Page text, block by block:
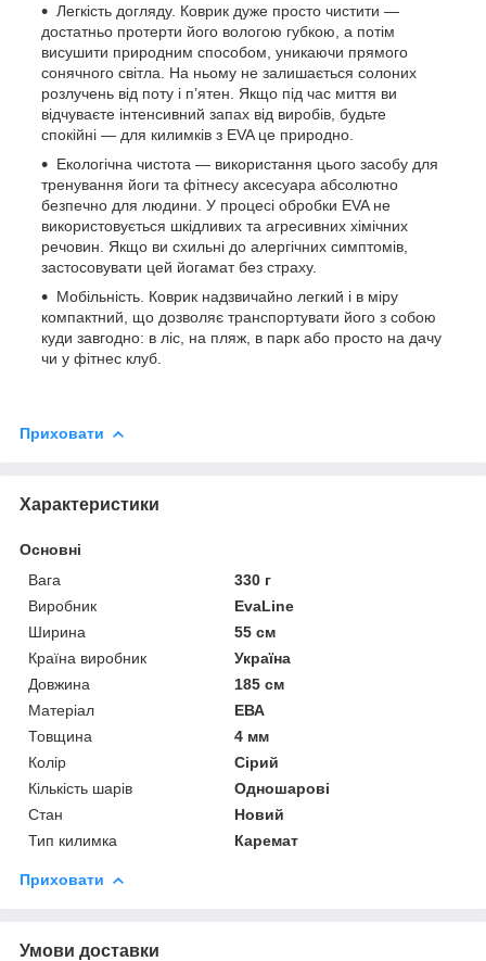
Легкість догляду. Коврик дуже просто чистити —
достатньо протерти його вологою губкою, а потім
висушити природним способом, уникаючи прямого
сонячного світла. На ньому не залишається солоних
розлучень від поту і п’ятен. Якщо під час миття ви
відчуваєте інтенсивний запах від виробів, будьте
спокійні — для килимків з EVA це природно.
Екологічна чистота — використання цього засобу для
тренування йоги та фітнесу аксесуара абсолютно
безпечно для людини. У процесі обробки EVA не
використовується шкідливих та агресивних хімічних
речовин. Якщо ви схильні до алергічних симптомів,
застосовувати цей йогамат без страху.
Мобільність. Коврик надзвичайно легкий і в міру
компактний, що дозволяє транспортувати його з собою
куди завгодно: в ліс, на пляж, в парк або просто на дачу
чи у фітнес клуб.
Приховати
Характеристики
Основні
Вага
330 г
Виробник
EvaLine
Ширина
55 см
Країна виробник
Україна
Довжина
185 см
Матеріал
ЕВА
Товщина
4 мм
Колір
Сірий
Кількість шарів
Одношарові
Стан
Новий
Тип килимка
Каремат
Приховати
Умови доставки